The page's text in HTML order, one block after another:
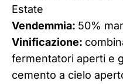
Estate
Vendemmia: 50%
Vinificazione:
fermentatori aperti e
cemento a cielo